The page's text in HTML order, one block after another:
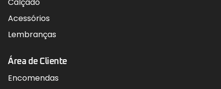
Acessórios
Lembranças
Área de Cliente
Encomendas